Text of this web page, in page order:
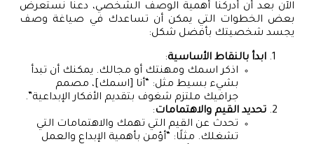
الآن بعد أن أدركنا أهمية الوصف الشخصي، دعنا نستعرض
بعض الخطوات التي يمكن أن تساعدك في صياغة وصف
يجسد شخصيتك بأفضل شكل:
ابدأ بالنقاط الأساسية:
اذكر اسمك ومهنتك أو مجالك. يمكنك أن تبدأ
بشيء بسيط مثل: “أنا [اسمك]، مصمم
جرافيك ملتزم شغوف بتقديم الأفكار الإبداعية”.
تحديد القيم والاهتمامات:
تحدث عن القيم التي تهمك والاهتمامات التي
تشغلك. مثلًا: “أؤمن بأهمية الإبداع والعمل